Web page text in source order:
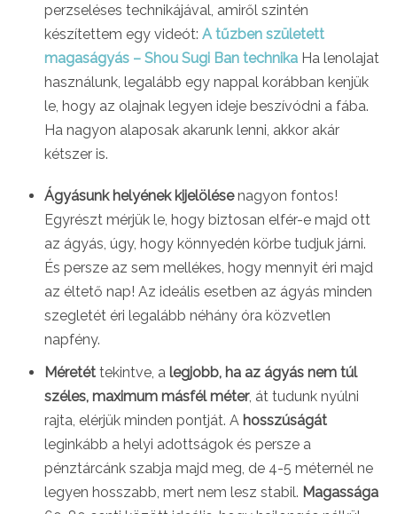
perzseléses technikájával, amiről szintén
készítettem egy videót: A tűzben született
magaságyás – Shou Sugi Ban technika Ha lenolajat
használunk, legalább egy nappal korábban kenjük
le, hogy az olajnak legyen ideje beszívódni a fába.
Ha nagyon alaposak akarunk lenni, akkor akár
kétszer is.
Ágyásunk helyének kijelölésenagyon fontos!
Egyrészt mérjük le, hogy biztosan elfér-e majd ott
az ágyás, úgy, hogy könnyedén körbe tudjuk járni.
És persze az sem mellékes, hogy mennyit éri majd
az éltető nap! Az ideális esetben az ágyás minden
szegletét éri legalább néhány óra közvetlen
napfény.
Méretét tekintve, a legjobb, ha az ágyás nem túl
széles, maximum másfél méter, át tudunk nyúlni
rajta, elérjük minden pontját. A hosszúságát
leginkább a helyi adottságok és persze a
pénztárcánk szabja majd meg, de 4-5 méternél ne
legyen hosszabb, mert nem lesz stabil. Magassága